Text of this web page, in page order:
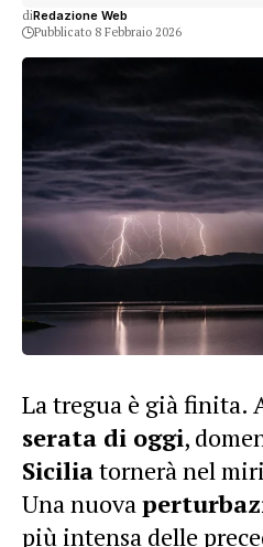
diRedazione Web
Pubblicato 8 Febbraio 2026
La tregua è già finita.
serata di oggi,
Siciliatornerà nel
Una nuova
più intensa delle